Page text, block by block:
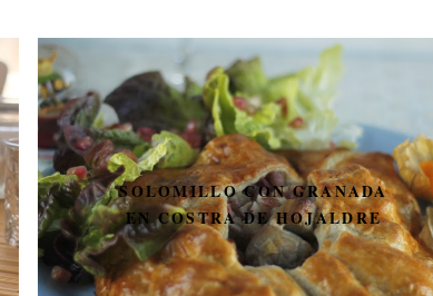
SOLOMILLO CON GRANADA
EN COSTRA DE HOJALDRE